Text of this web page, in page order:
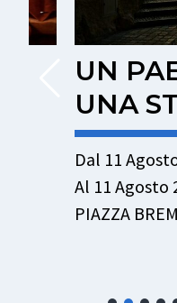
UN
UNA
Dal 11 Agosto
Al 11 Agosto 2026
PIAZZA BREMBANA